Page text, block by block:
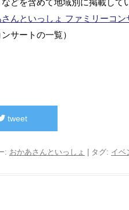
どを含めて地域別に掲載して
さんといっしょ ファミリーコ
サートの一覧）
tweet
: おかあさんといっしょ | タグ: イベ